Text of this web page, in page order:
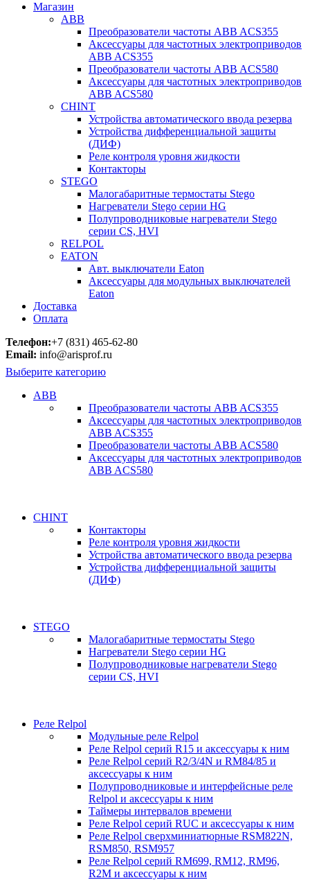
Магазин
ABB
Преобразователи частоты ABB ACS355
Аксессуары для частотных электроприводов
ABB ACS355
Преобразователи частоты ABB ACS580
Аксессуары для частотных электроприводов
ABB ACS580
CHINT
Устройства автоматического ввода резерва
Устройства дифференциальной защиты
(ДИФ)
Реле контроля уровня жидкости
Контакторы
STEGO
Малогабаритные термостаты Stego
Нагреватели Stego серии HG
Полупроводниковые нагреватели Stego
серии CS, HVI
RELPOL
EATON
Авт. выключатели Eaton
Аксессуары для модульных выключателей
Eaton
Доставка
Оплата
Телефон:+7 (831) 465-62-80
Email: info@arisprof.ru
Выберите категорию
ABB
Преобразователи частоты ABB ACS355
Аксессуары для частотных электроприводов
ABB ACS355
Преобразователи частоты ABB ACS580
Аксессуары для частотных электроприводов
ABB ACS580
CHINT
Контакторы
Реле контроля уровня жидкости
Устройства автоматического ввода резерва
Устройства дифференциальной защиты
(ДИФ)
STEGO
Малогабаритные термостаты Stego
Нагреватели Stego серии HG
Полупроводниковые нагреватели Stego
серии CS, HVI
Реле Relpol
Модульные реле Relpol
Реле Relpol серий R15 и аксессуары к ним
Реле Relpol серий R2/3/4N и RM84/85 и
аксессуары к ним
Полупроводниковые и интерфейсные реле
Relpol и аксессуары к ним
Таймеры интервалов времени
Реле Relpol серий RUC и аксессуары к ним
Реле Relpol сверхминиатюрные RSM822N,
RSM850, RSM957
Реле Relpol серий RM699, RM12, RM96,
R2M и аксессуары к ним